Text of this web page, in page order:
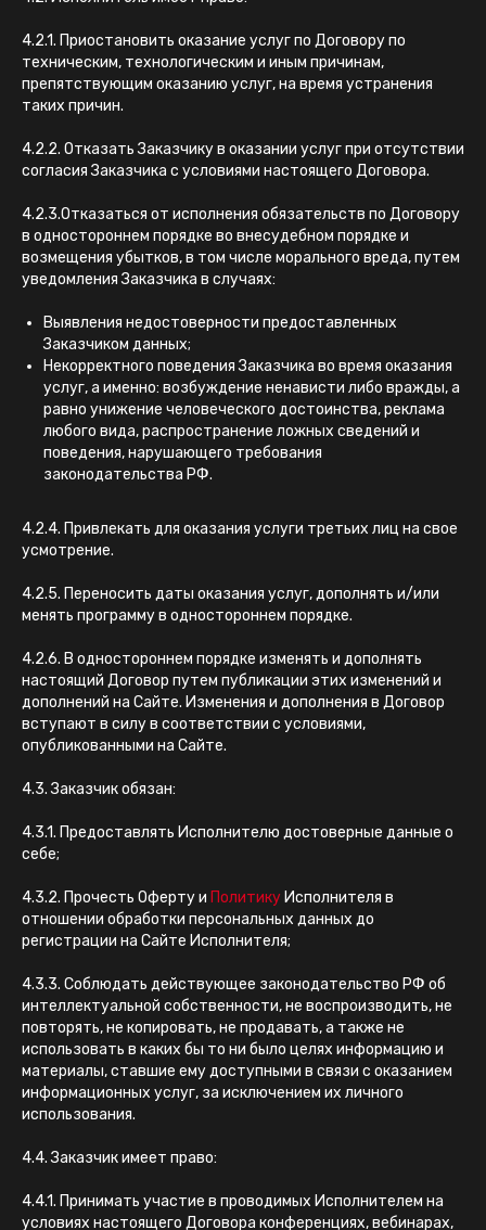
4.2.1. Приостановить оказание услуг по Договору по
техническим, технологическим и иным причинам,
препятствующим оказанию услуг, на время устранения
таких причин.
4.2.2. Отказать Заказчику в оказании услуг при отсутствии
согласия Заказчика с условиями настоящего Договора.
4.2.3.Отказаться от исполнения обязательств по Договору
в одностороннем порядке во внесудебном порядке и
возмещения убытков, в том числе морального вреда, путем
уведомления Заказчика в случаях:
Выявления недостоверности предоставленных
Заказчиком данных;
Некорректного поведения Заказчика во время оказания
услуг, а именно: возбуждение ненависти либо вражды, а
равно унижение человеческого достоинства, реклама
любого вида, распространение ложных сведений и
поведения, нарушающего требования
законодательства РФ.
4.2.4. Привлекать для оказания услуги третьих лиц на свое
усмотрение.
4.2.5. Переносить даты оказания услуг, дополнять и/или
менять программу в одностороннем порядке.
4.2.6. В одностороннем порядке изменять и дополнять
настоящий Договор путем публикации этих изменений и
дополнений на Сайте. Изменения и дополнения в Договор
вступают в силу в соответствии с условиями,
опубликованными на Сайте.
4.3. Заказчик обязан:
4.3.1. Предоставлять Исполнителю достоверные данные о
себе;
4.3.2. Прочесть Оферту и Политику Исполнителя в
отношении обработки персональных данных до
регистрации на Сайте Исполнителя;
4.3.3. Соблюдать действующее законодательство РФ об
интеллектуальной собственности, не воспроизводить, не
повторять, не копировать, не продавать, а также не
использовать в каких бы то ни было целях информацию и
материалы, ставшие ему доступными в связи с оказанием
информационных услуг, за исключением их личного
использования.
4.4. Заказчик имеет право:
4.4.1. Принимать участие в проводимых Исполнителем на
условиях настоящего Договора конференциях, вебинарах,